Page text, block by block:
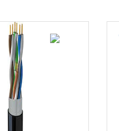
NEK Kabel